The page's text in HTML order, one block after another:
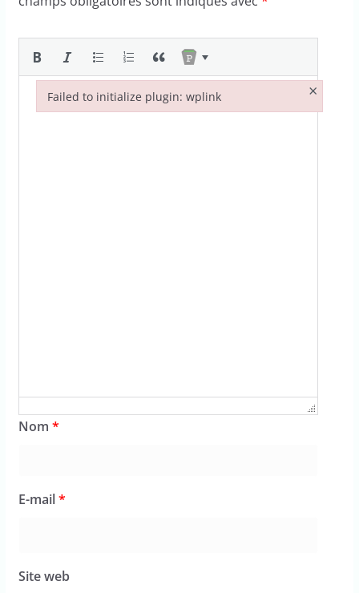
Nom *
E-mail*
Site web
Failed to initialize plugin: wplink ×
Failed to initialize plugin: wplink